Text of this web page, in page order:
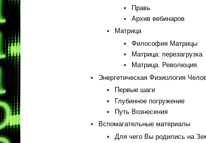
Правь
Архив вебинаров
Матрица
Философия Матрицы
Матрица: перезагрузка
Матрица. Революция.
Энергетическая Физиология
Первые шаги
Глубинное погружение
Путь Вознесения
Вспомагательные материалы
Для чего Вы родились на